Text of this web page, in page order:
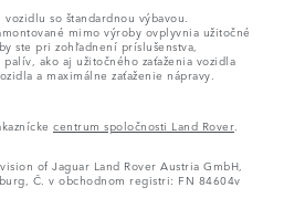
so štandardnou výbavou.
mimo výroby ovplyvnia užitočné
ste pri zohľadnení príslušenstva,
ako aj užitočného zaťaženia vozidla
a maximálne zaťaženie nápravy.
centrum spoločnosti Land Rover.
of Jaguar Land Rover Austria GmbH,
Č. v obchodnom registri: FN 84604v